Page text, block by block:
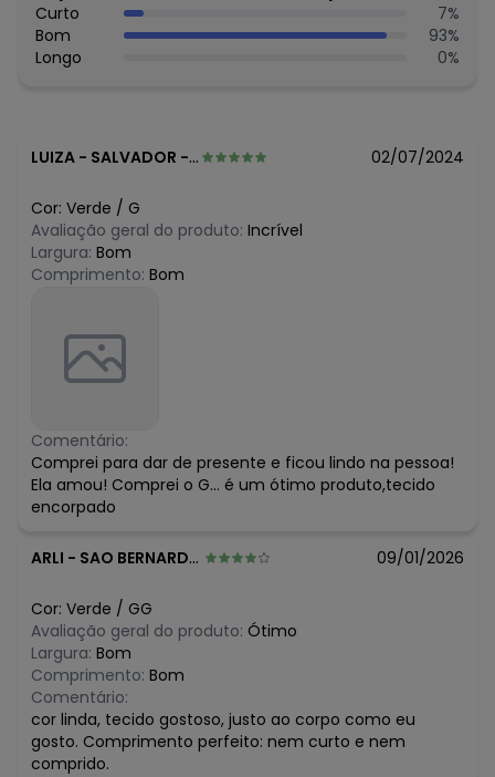
Curto
7%
Bom
93%
Longo
0%
LUIZA - SALVADOR - BA 02/07/2024
Cor: Verde / G
Avaliação geral do produto: Incrível
Largura: Bom
Comprimento: Bom
Comentário:
Comprei para dar de presente e ficou lindo na pessoa!
Ela amou! Comprei o G... é um ótimo produto,tecido
encorpado
ARLI - SAO BERNARDO DO CAMPO - SP 09/01/2026
Cor: Verde / GG
Avaliação geral do produto: Ótimo
Largura: Bom
Comprimento: Bom
Comentário:
cor linda, tecido gostoso, justo ao corpo como eu
gosto. Comprimento perfeito: nem curto e nem
comprido.